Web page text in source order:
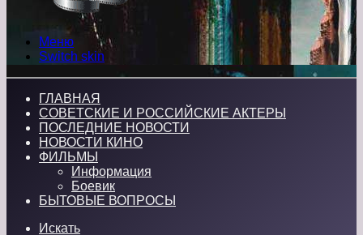
Меню
Switch skin
ГЛАВНАЯ
СОВЕТСКИЕ И РОССИЙСКИЕ АКТЕРЫ
ПОСЛЕДНИЕ НОВОСТИ
НОВОСТИ КИНО
ФИЛЬМЫ
Информация
Боевик
БЫТОВЫЕ ВОПРОСЫ
Искать